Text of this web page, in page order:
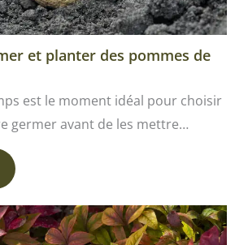
et planter des pommes de
est le moment idéal pour choisir
germer avant de les mettre…